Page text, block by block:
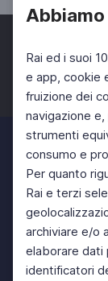
Rai ed i suoi
e app, cookie
fruizione dei
navigazione
strumenti
consumo e
Per quanto
Rai e terzi
archiviare e/o
elaborare dati
identificatori
Facebook